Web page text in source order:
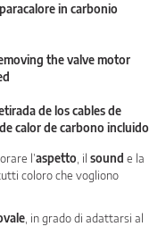
in carbonio
the valve motor
de los cables de
calor de carbono incluido
l’aspetto , il sound e la
coloro che vogliono
, in grado di adattarsi al